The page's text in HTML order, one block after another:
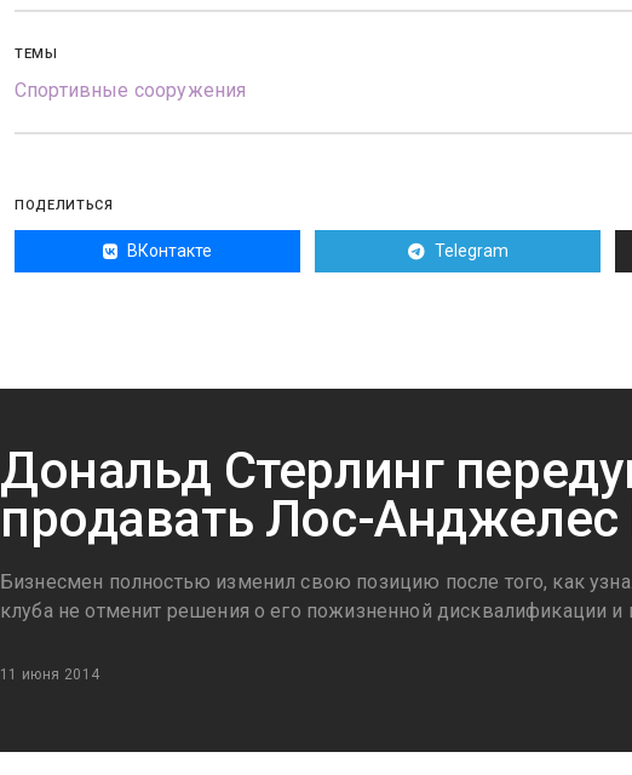
ТЕМЫ
Спортивные сооружения
ПОДЕЛИТЬСЯ
ВКонтакте Telegram
Дональд Стерлинг
продавать Лос-Анджелес
Бизнесмен полностью изменил свою позицию после того, как
клуба не отменит решения о его пожизненной дисквалификации
11 июня 2014